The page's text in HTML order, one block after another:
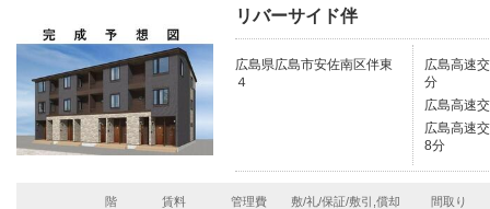
リバーサイド伴
広島県広島市安佐南区伴東
４
広島高速
分
広島高速
広島高速
8分
階 賃料 管理費 敷/礼/保証/敷引,償却 間取り